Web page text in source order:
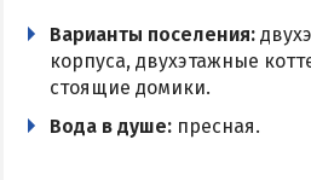
Бердянская коса
Слободка
Новопетровка
Варианты поселения:
корпуса, двухэтажные
стоящие домики.
Вода в душе: пресная.